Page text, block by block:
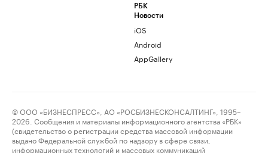
РБК
Новости
iOS
Android
AppGallery
© ООО «БИЗНЕСПРЕСС», АО «РОСБИЗНЕСКОНСАЛТИНГ», 1995–
2026. Сообщения и материалы информационного агентства «РБК»
(свидетельство о регистрации средства массовой информации
выдано Федеральной службой по надзору в сфере связи,
информационных технологий и массовых коммуникаций